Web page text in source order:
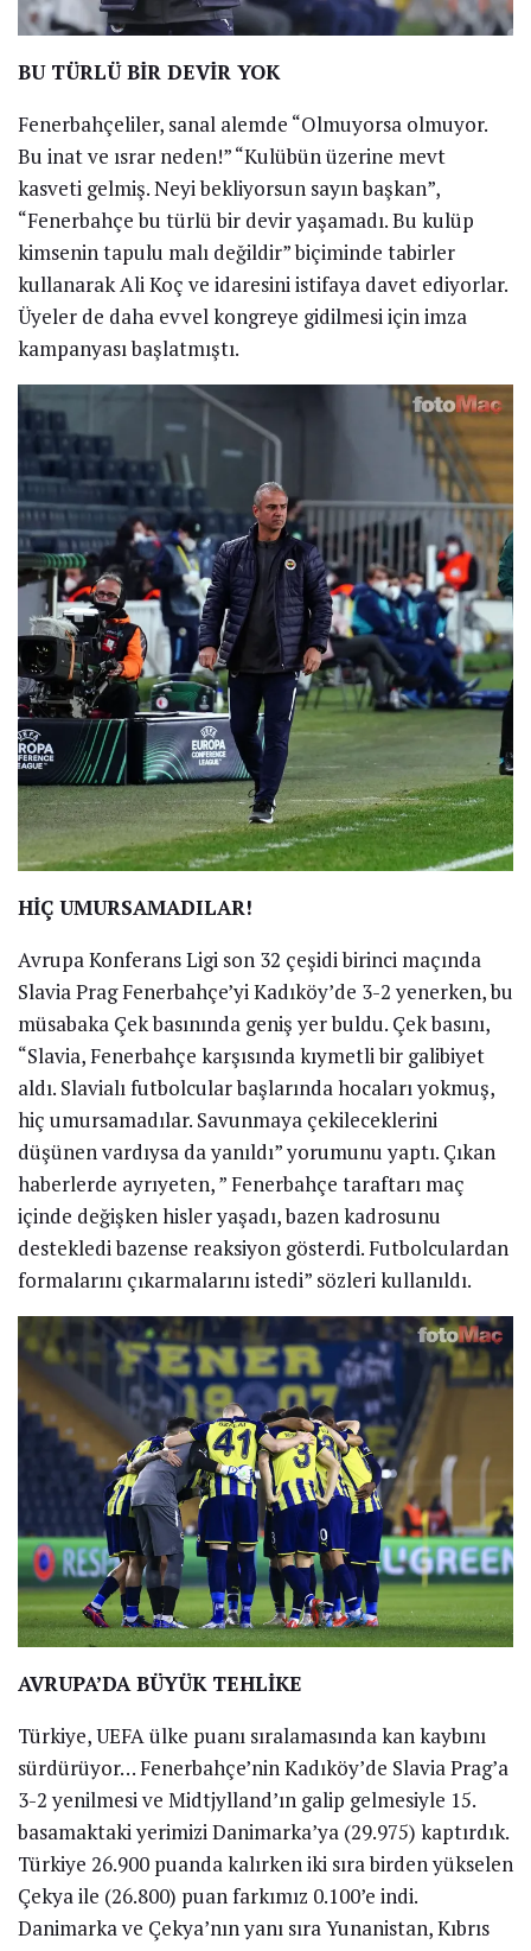
BU TÜRLÜ BİR DEVİR YOK
Fenerbahçeliler, sanal alemde “Olmuyorsa olmuyor.
Bu inat ve ısrar neden!” “Kulübün üzerine mevt
kasveti gelmiş. Neyi bekliyorsun sayın başkan”,
“Fenerbahçe bu türlü bir devir yaşamadı. Bu kulüp
kimsenin tapulu malı değildir” biçiminde tabirler
kullanarak Ali Koç ve idaresini istifaya davet ediyorlar.
Üyeler de daha evvel kongreye gidilmesi için imza
kampanyası başlatmıştı.
HİÇ UMURSAMADILAR!
Avrupa Konferans Ligi son 32 çeşidi birinci maçında
Slavia Prag Fenerbahçe’yi Kadıköy’de 3-2 yenerken, bu
müsabaka Çek basınında geniş yer buldu. Çek basını,
“Slavia, Fenerbahçe karşısında kıymetli bir galibiyet
aldı. Slavialı futbolcular başlarında hocaları yokmuş,
hiç umursamadılar. Savunmaya çekileceklerini
düşünen vardıysa da yanıldı” yorumunu yaptı. Çıkan
haberlerde ayrıyeten, ” Fenerbahçe taraftarı maç
içinde değişken hisler yaşadı, bazen kadrosunu
destekledi bazense reaksiyon gösterdi. Futbolculardan
formalarını çıkarmalarını istedi” sözleri kullanıldı.
AVRUPA’DA BÜYÜK TEHLİKE
Türkiye, UEFA ülke puanı sıralamasında kan kaybını
sürdürüyor… Fenerbahçe’nin Kadıköy’de Slavia Prag’a
3-2 yenilmesi ve Midtjylland’ın galip gelmesiyle 15.
basamaktaki yerimizi Danimarka’ya (29.975) kaptırdık.
Türkiye 26.900 puanda kalırken iki sıra birden yükselen
Çekya ile (26.800) puan farkımız 0.100’e indi.
Danimarka ve Çekya’nın yanı sıra Yunanistan, Kıbrıs